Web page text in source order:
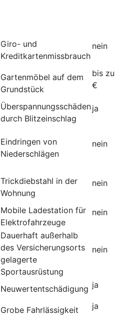
Giro- und
Kreditkartenmissbrauch
nein
Gartenmöbel auf dem
Grundstück
bis
€
Überspannungsschäden
durch Blitzeinschlag
Eindringen von
Niederschlägen
nein
Trickdiebstahl in der
Wohnung
nein
Mobile Ladestation für
Elektrofahrzeuge
nein
Dauerhaft außerhalb
des Versicherungsorts
gelagerte
Sportausrüstung
Neuwertentschädigung ja
Grobe Fahrlässigkeit ja